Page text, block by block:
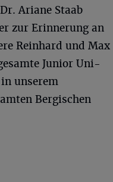
Ariane Staab
zur Erinnerung an
Reinhard und Max
Junior Uni-
unserem
Bergischen